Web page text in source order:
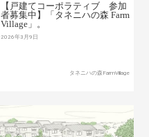
【戸建てコーポラティブ 参加
者募集中】「タネニハの森 Farm
Village」。
2026年3月9日
タネニハの森FarmVillage